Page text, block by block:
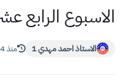
الاسبوع الرابع
الاستاذ احمد مهدي 1 منذ 4 سنة